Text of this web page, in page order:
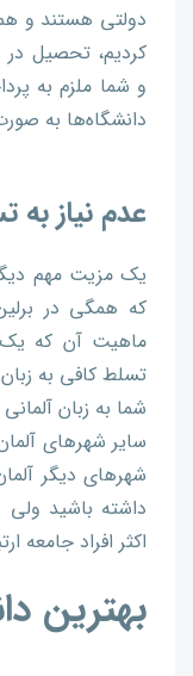
دولتی هستند و
کردیم، تحصیل در
و شما ملزم به
دانشگاه‌ها به
عدم نیاز به
یک مزیت مهم
که همگی در
ماهیت آن که یک
تسلط کافی به
شما به زبان
سایر شهرهای
شهرهای دیگر
داشته باشید ولی
اکثر افراد جامعه
بهترین